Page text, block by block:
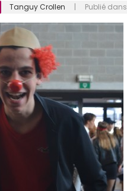
Tanguy Crollen | Publié dans